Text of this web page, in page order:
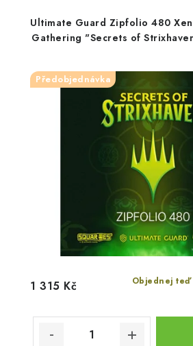
Ultimate Guard Zipfolio 480
Gathering "Secrets of
Předobjednávka
Objednej
1 315 Kč